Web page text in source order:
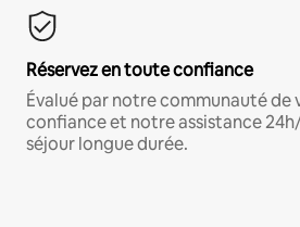
Réservez en toute confiance
Évalué par notre communauté de
confiance et notre assistance
séjour longue durée.